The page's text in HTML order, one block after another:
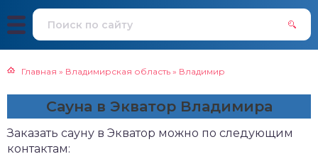
Главная » Владимирская область » Владимир
Сауна в Экватор Владимира
Заказать сауну в Экватор можно по следующим
контактам: